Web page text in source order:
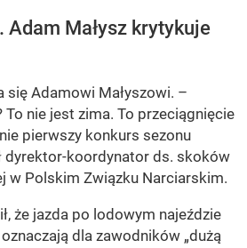
Małysz krytykuje
się Adamowi Małyszowi. –
To nie jest zima. To przeciągnięcie
pierwszy konkurs sezonu
dyrektor-koordynator ds. skoków
w Polskim Związku Narciarskim.
że jazda po lodowym najeździe
dla zawodników „dużą